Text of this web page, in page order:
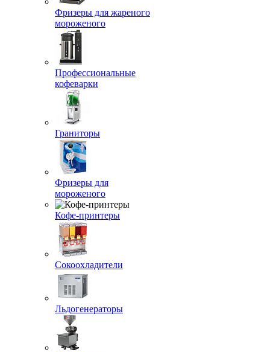
Фризеры для жареного
мороженого
Профессиональные
кофеварки
Граниторы
Фризеры для
мороженого
Кофе-принтеры
Сокоохладители
Льдогенераторы